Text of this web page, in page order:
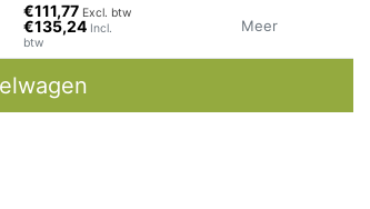
€111,77 Excl. btw
€135,24 Incl.
btw
Meer